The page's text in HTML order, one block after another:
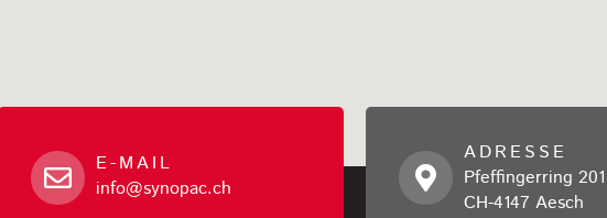
E-MAIL
info@synopac.ch
ADRESSE
Pfeffingerring 201
CH-4147 Aesch